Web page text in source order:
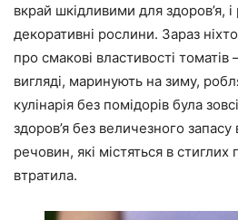
вкрай шкідливими для здоров’я,
декоративні рослини. Зараз
про смакові властивості
вигляді, маринують на зиму,
кулінарія без помідорів була
здоров’я без величезного запасу
речовин, які містяться в стиглих
втратила.